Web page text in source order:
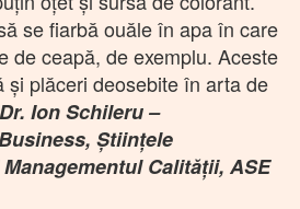
se fiarbă ouăle în apa în care
de ceapă, de exemplu. Aceste
și plăceri deosebite în arta de
Ion Schileru –
Științele
Calității, ASE